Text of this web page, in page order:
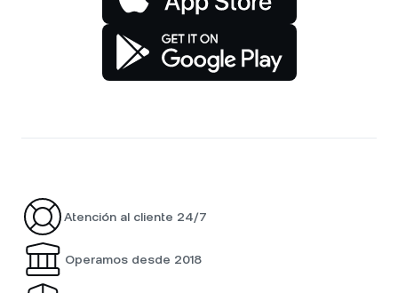
Atención al cliente 24/7
Operamos desde 2018